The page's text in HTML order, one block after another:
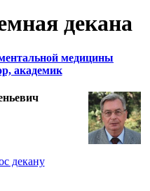
декана
медицины
академик
декану